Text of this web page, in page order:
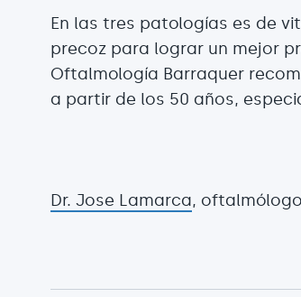
En las tres patologías es de
precoz para lograr un mejor
Oftalmología Barraquer
a partir de los 50 años,
Dr. Jose Lamarca,